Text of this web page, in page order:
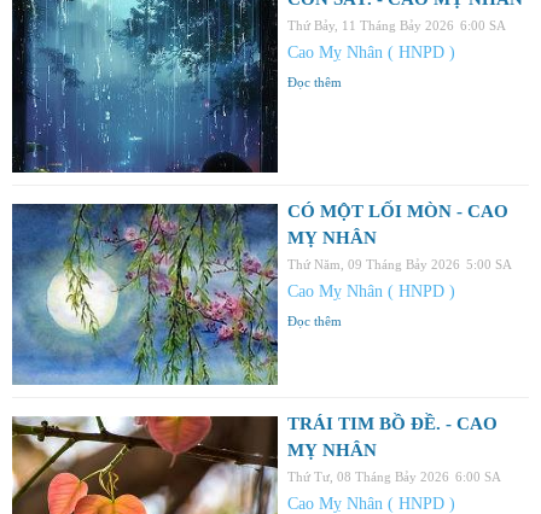
Thứ Bảy, 11 Tháng Bảy 2026 6:00 SA
Cao Mỵ Nhân ( HNPD )
Đọc thêm
CÓ MỘT LỐI MÒN - CAO
MỴ NHÂN
Thứ Năm, 09 Tháng Bảy 2026 5:00 SA
Cao Mỵ Nhân ( HNPD )
Đọc thêm
TRÁI TIM BỒ ĐỀ. - CAO
MỴ NHÂN
Thứ Tư, 08 Tháng Bảy 2026 6:00 SA
Cao Mỵ Nhân ( HNPD )